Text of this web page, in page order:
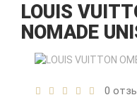
LOUIS
NOMADE
0